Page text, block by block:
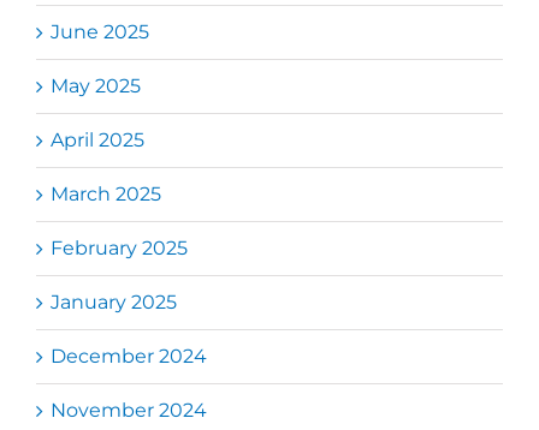
June 2025
May 2025
April 2025
March 2025
February 2025
January 2025
December 2024
November 2024